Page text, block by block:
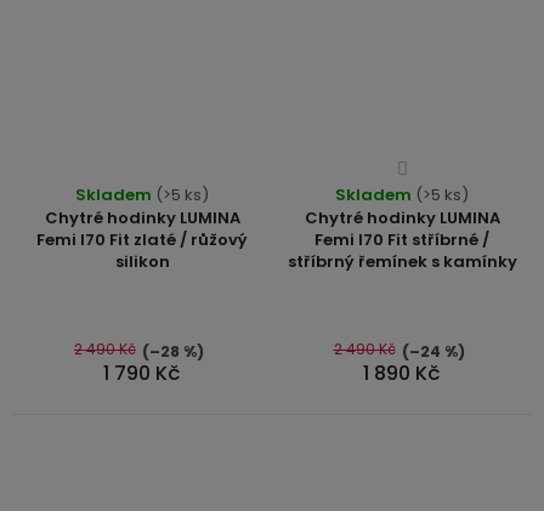
Chytré hodinky LUMINA
Femi I70 Fit zlaté / růžový
silikon
hodnocení
produktu
je
5
hvězdiček.
Skladem (>5 ks)
1 790 Kč
2 490 Kč (–28 %)
Chytré hodinky LUMINA
Femi I70 Fit stříbrné /
stříbrný řemínek s kamínky
Průměrné
hodnocení
produktu
je
5
hvězdiček.
Skladem (>5 ks)
1 890 Kč
2 490 Kč (–24 %)